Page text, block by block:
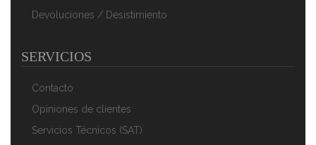
Swan Retro SWKA4500RN Cubo Basura Sensor De
134,90 €
AÑADIR AL CARRITO
Devoluciones / Desistimiento
SERVICIOS
Contacto
Opiniones de clientes
Servicios Técnicos (SAT)